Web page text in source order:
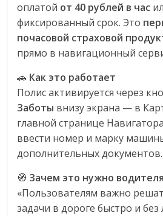
Commerce,
ритейле,
логистике,
технологиях,
соцсетях.
Нам
важно,
как
знать
как
Сеть
меняет
жизнь
людей
оплатой от 40 рублей в час
фиксированный срок. Это
почасовой страховой
прямо в навигационный
🚗 Как это работает
Полис активируется через
Заботы внизу экрана — в
главной странице
ввести номер и марку
дополнительных документов.
🧭 Зачем это нужно
«Пользователям важно
задачи в дороге быстро и